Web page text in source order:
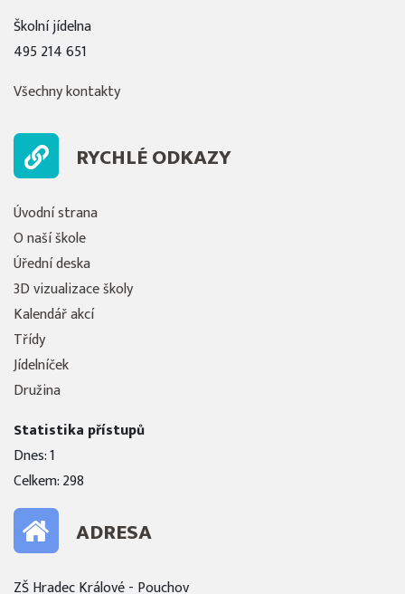
Školní jídelna
495 214 651
Všechny kontakty
RYCHLÉ ODKAZY
Úvodní strana
O naší škole
Úřední deska
3D vizualizace školy
Kalendář akcí
Třídy
Jídelníček
Družina
Statistika přístupů
Dnes: 1
Celkem: 298
ADRESA
ZŠ Hradec Králové - Pouchov